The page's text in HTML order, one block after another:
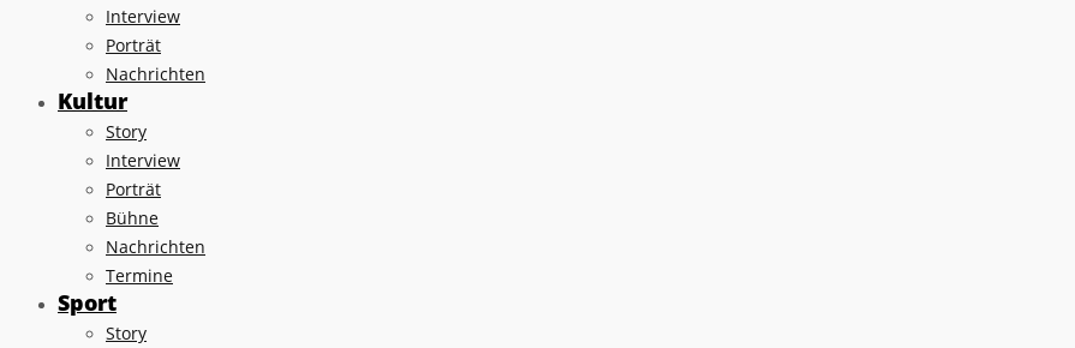
Interview
Porträt
Nachrichten
Kultur
Story
Interview
Porträt
Bühne
Nachrichten
Termine
Sport
Story